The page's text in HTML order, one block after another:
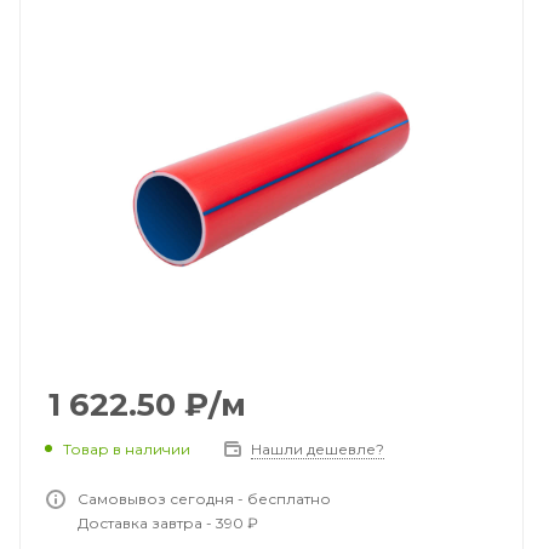
1 622.50 ₽/м
Товар в наличии Нашли дешевле?
Самовывоз сегодня - бесплатно
Доставка завтра - 390 ₽